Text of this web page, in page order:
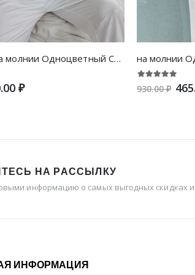
на кулиске на молнии Одноцветный Спортивный жакеты
₽ 930.00 ₽
НА РАССЫЛКУ
информацию о самых выгодных скидках и
ИНФОРМАЦИЯ